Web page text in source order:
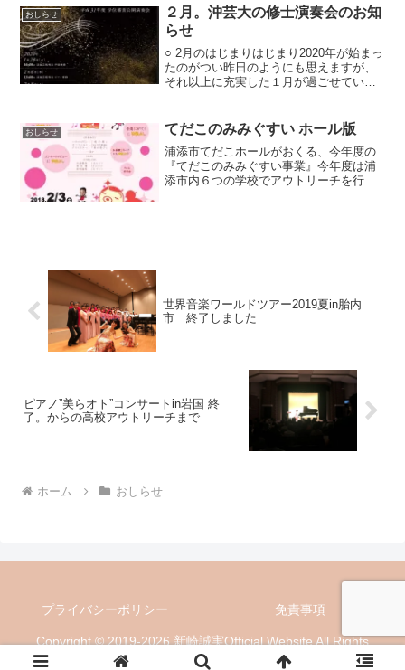
でお話しさせていただいてきました。今
年はコロナ禍での開催...
おしらせ
２月。沖芸大の修士演奏会のお知
らせ
○ 2月のはじまりはじまり2020年が始まっ
たのがつい昨日のようにも思えますが、
それ以上に充実した１月が過ごせていい
まま放ったらかしていたMacBook Airを
よう...
おしらせ てだこのみみぐすい ホール版
浦添市てだこホールがおくる、今年度の
『てだこのみみぐすい事業』今年度は浦
添市内６つの学校でアウトリーチを行っ
世界音楽ワールドツアー2019夏in胎内
市 終了しました
ピアノ”美らオト”コンサートin岩国 終
了。からの高校アウトリーチまで
ホーム おしらせ
プライバシーポリシー 免責事項
Copyright © 2019-2026 新崎誠実Official Website All Rights
Reserved.